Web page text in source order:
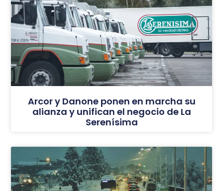
Arcor y Danone ponen en marcha su
alianza y unifican el negocio de La
Serenísima